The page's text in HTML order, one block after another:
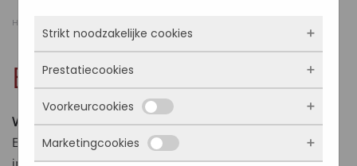
Home
ESTRO FF
Vermogen: 1 - 11 kW
ESTRO FF-ventilatorconvectoren, horizontale en verticale
installatie, luchtintrede aan voorzijde
Strikt noodzakelijke cookies
Deze cookies zorgen ervoor dat de website
überhaupt werkt. Ze zijn dus altijd actief en
kunnen niet worden uitgezet. Meestal worden
ze alleen geplaatst als jij iets doet, zoals
inloggen, een formulier invullen of je
Prestatiecookies
Met deze cookies zien we hoe vaak onze site
bezocht wordt, waar bezoekers vandaan
komen en welke pagina’s populair zijn. Zo
Voorkeurcookies
Deze cookies onthouden jouw voorkeuren.
Marketingcookies